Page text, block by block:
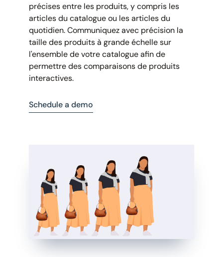
précises entre les produits, y compris les
articles du catalogue ou les articles du
quotidien. Communiquez avec précision la
taille des produits à grande échelle sur
l'ensemble de votre catalogue afin de
permettre des comparaisons de produits
interactives.
Schedule a demo